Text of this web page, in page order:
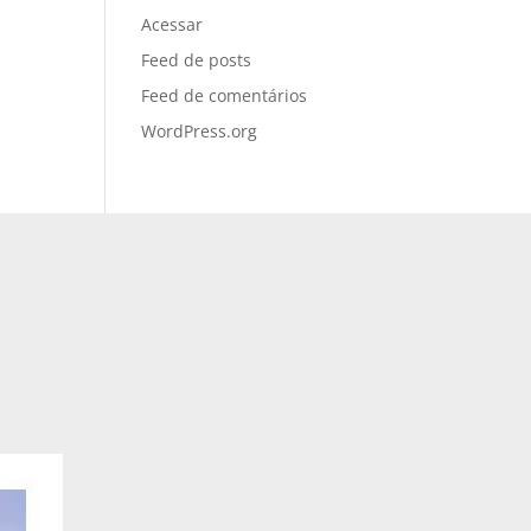
Acessar
Feed de posts
Feed de comentários
WordPress.org